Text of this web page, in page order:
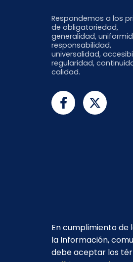
Respondemos a los
de obligatoriedad,
generalidad,
responsabilidad,
universalidad,
regularidad,
calidad.
© 2023 - CELEC EP
En cumplimiento de
la Información,
debe aceptar los